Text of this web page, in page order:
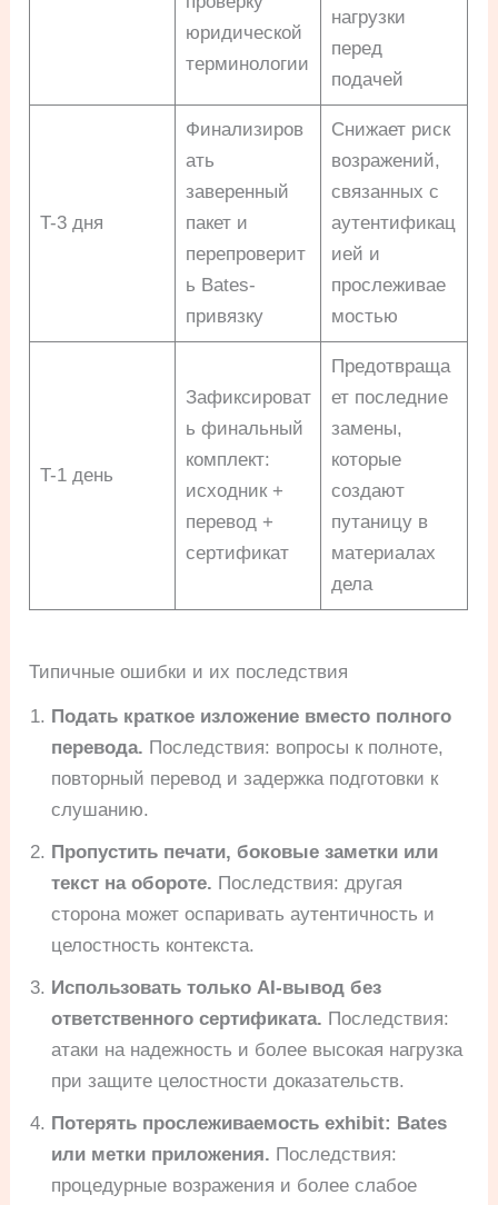
юридической
терминологии
нагрузки
перед
подачей
T-3 дня
Финализиров
ать
заверенный
пакет и
перепроверит
ь Bates-
привязку
Снижает риск
возражений,
связанных с
аутентификац
ией и
прослеживае
мостью
T-1 день
Зафиксироват
ь финальный
комплект:
исходник +
перевод +
сертификат
Предотвраща
ет последние
замены,
которые
создают
путаницу в
материалах
дела
Типичные ошибки и их последствия
Подать краткое изложение вместо полного
перевода. Последствия: вопросы к полноте,
повторный перевод и задержка подготовки к
слушанию.
Пропустить печати, боковые заметки или
текст на обороте. Последствия: другая
сторона может оспаривать аутентичность и
целостность контекста.
Использовать только AI-вывод без
ответственного сертификата. Последствия:
атаки на надежность и более высокая нагрузка
при защите целостности доказательств.
Потерять прослеживаемость exhibit: Bates
или метки приложения. Последствия:
процедурные возражения и более слабое